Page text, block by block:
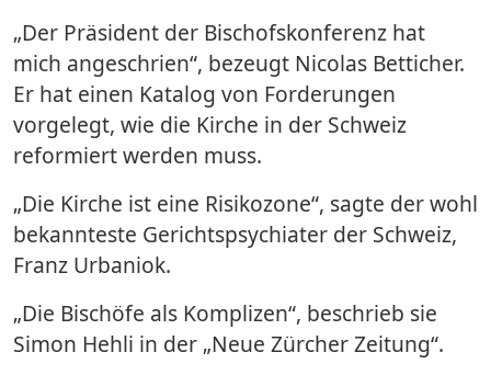
„Der Präsident der Bischofskonferenz hat
mich angeschrien“, bezeugt Nicolas Betticher.
Er hat einen Katalog von Forderungen
vorgelegt, wie die Kirche in der Schweiz
reformiert werden muss.
„Die Kirche ist eine Risikozone“, sagte der wohl
bekannteste Gerichtspsychiater der Schweiz,
Franz Urbaniok.
„Die Bischöfe als Komplizen“, beschrieb sie
Simon Hehli in der „Neue Zürcher Zeitung“.